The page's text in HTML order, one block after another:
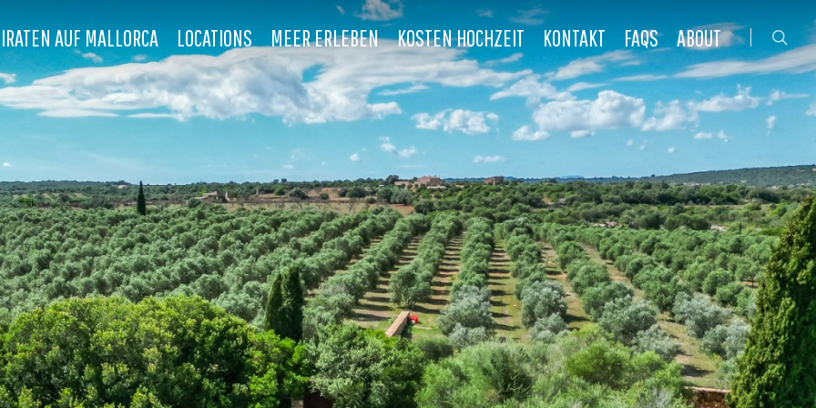
AUF MALLORCA LOCATIONS MEER ERLEBEN KOSTEN HOCHZEIT KONTAKT FAQS ABOUT